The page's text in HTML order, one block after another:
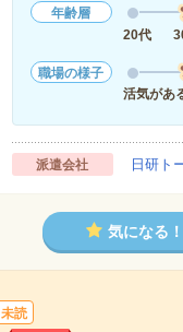
年齢層
20代
職場の様子
活気があ
派遣会社 日研ト
気になる！
未読